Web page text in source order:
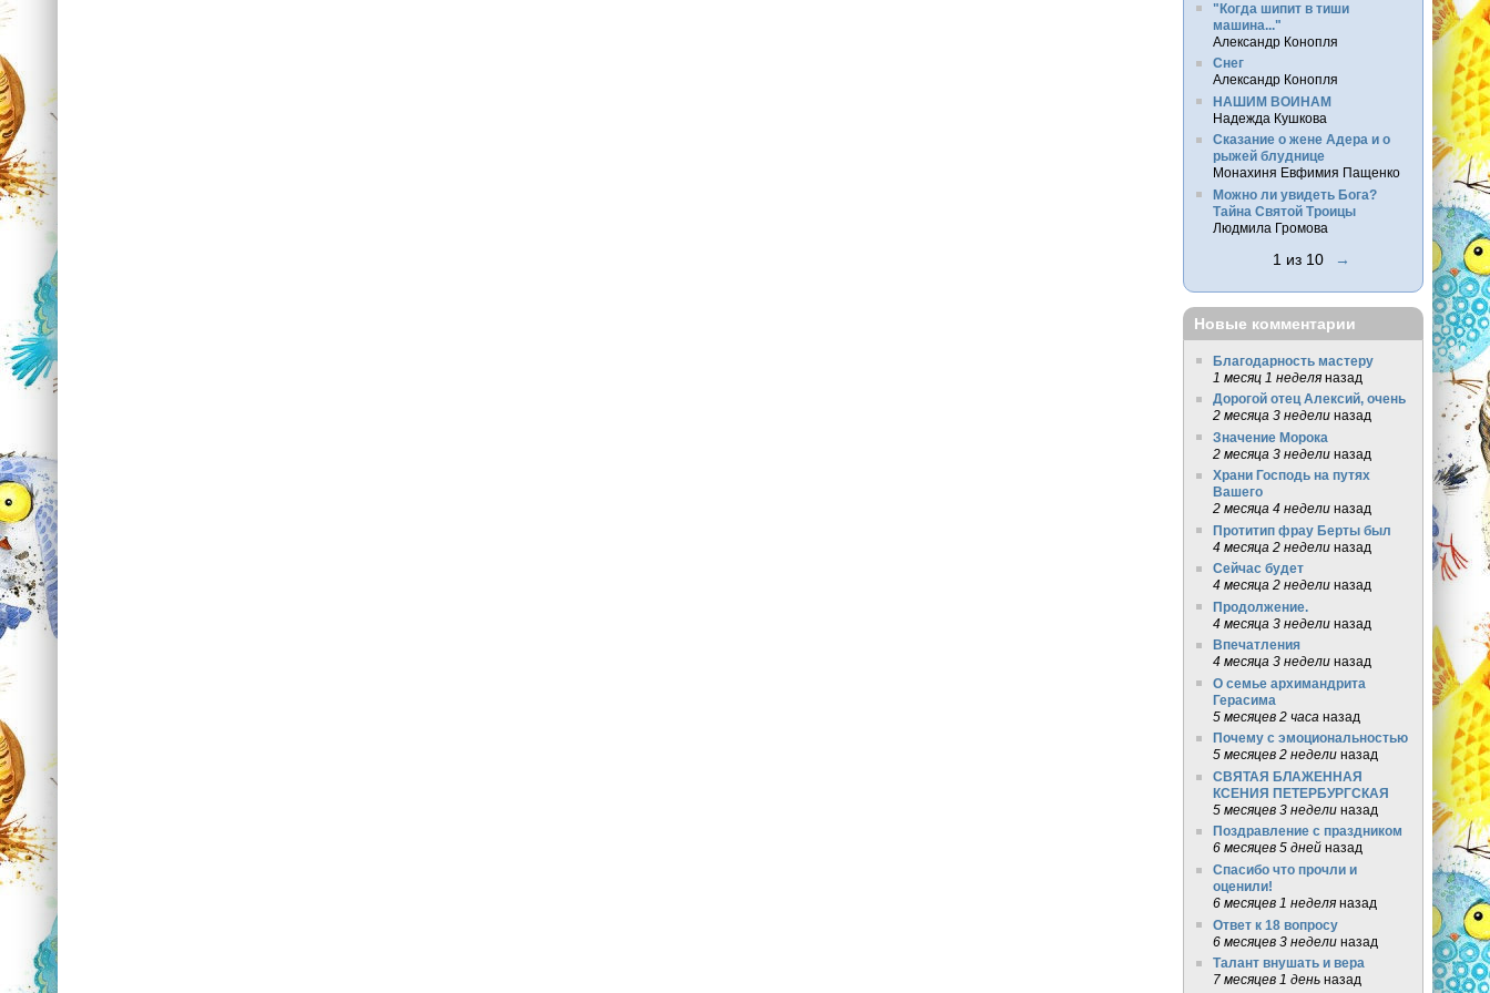
"Когда шипит в тиши
машина..."
Александр Конопля
Снег
Александр Конопля
НАШИМ ВОИНАМ
Надежда Кушкова
Сказание о жене Адера и о
рыжей блуднице
Монахиня Евфимия Пащенко
Можно ли увидеть Бога?
Тайна Святой Троицы
Людмила Громова
1 из 10 →
Новые комментарии
Благодарность мастеру
1 месяц 1 неделяназад
Дорогой отец Алексий, очень
2 месяца 3 неделиназад
Значение Морока
2 месяца 3 неделиназад
Храни Господь на путях
Вашего
2 месяца 4 неделиназад
Протитип фрау Берты был
4 месяца 2 неделиназад
Сейчас будет
4 месяца 2 неделиназад
Продолжение.
4 месяца 3 неделиназад
Впечатления
4 месяца 3 неделиназад
О семье архимандрита
Герасима
5 месяцев 2 часа назад
Почему с эмоциональностью
5 месяцев 2 неделиназад
СВЯТАЯ БЛАЖЕННАЯ
КСЕНИЯ ПЕТЕРБУРГСКАЯ
5 месяцев 3 неделиназад
Поздравление с праздником
6 месяцев 5 днейназад
Спасибо что прочли и
оценили!
6 месяцев 1 неделяназад
Ответ к 18 вопросу
6 месяцев 3 неделиназад
Талант внушать и вера
7 месяцев 1 деньназад